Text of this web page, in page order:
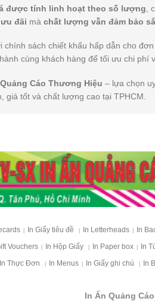
được tính linh hoạt theo số lượng,
đãi màchất lượng vẫn đảm bảo
chính sách chiết khấu hấp dẫn cho
cùng khách hàng để tối ưu chi phí
Cáo Thương Hiệu – lựa chọn
giá tốt và chất lượng cao tại TPHCM.
In Giấy tiêu đề In Letterheads In
Vouchers In Hộp Giấy In Paper box In
In Thực Đơn In Menus In Giấy ghi chú In
In Ấn Quảng